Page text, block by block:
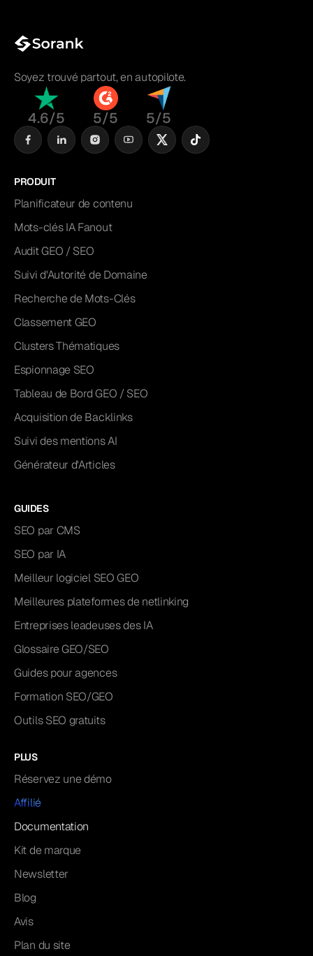
Soyez trouvé partout, en autopilote.
4.6/5 5/5 5/5
PRODUIT
Planificateur de contenu
Mots-clés IA Fanout
Audit GEO / SEO
Suivi d'Autorité de Domaine
Recherche de Mots-Clés
Classement GEO
Clusters Thématiques
Espionnage SEO
Tableau de Bord GEO / SEO
Acquisition de Backlinks
Suivi des mentions AI
Générateur d'Articles
GUIDES
SEO par CMS
SEO par IA
Meilleur logiciel SEO GEO
Meilleures plateformes de netlinking
Entreprises leadeuses des IA
Glossaire GEO/SEO
Guides pour agences
Formation SEO/GEO
Outils SEO gratuits
PLUS
Réservez une démo
Affilié
Documentation
Kit de marque
Newsletter
Blog
Avis
Plan du site